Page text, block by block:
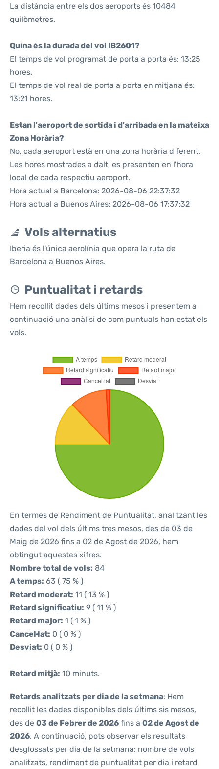
La distància entre els dos aeroports és 10484
quilòmetres.
Quina és la durada del vol IB2601?
El temps de vol programat de porta a porta és: 13:25
hores.
El temps de vol real de porta a porta en mitjana és:
13:21 hores.
Estan l'aeroport de sortida i d'arribada en la mateixa
Zona Horària?
No, cada aeroport està en una zona horària diferent.
Les hores mostrades a dalt, es presenten en l'hora
local de cada respectiu aeroport.
Hora actual a Barcelona: 2026-08-06 22:37:32
Hora actual a Buenos Aires: 2026-08-06 17:37:32
Vols alternatius
Iberia és l'única aerolínia que opera la ruta de
Barcelona a Buenos Aires.
Puntualitat i retards
Hem recollit dades dels últims mesos i presentem a
continuació una anàlisi de com puntuals han estat els
vols.
En termes de Rendiment de Puntualitat, analitzant les
dades del vol dels últims tres mesos, des de 03 de
Maig de 2026 fins a 02 de Agost de 2026, hem
obtingut aquestes xifres.
Nombre total de vols: 84
A temps: 63 ( 75 % )
Retard moderat: 11 ( 13 % )
Retard significatiu: 9 ( 11 % )
Retard major: 1 ( 1 % )
Cancel·lat: 0 ( 0 % )
Desviat: 0 ( 0 % )
Retard mitjà: 10 minuts.
Retards analitzats per dia de la setmana: Hem
recollit les dades disponibles dels últims sis mesos,
des de 03 de Febrer de 2026 fins a 02 de Agost de
2026. A continuació, pots observar els resultats
desglossats per dia de la setmana: nombre de vols
analitzats, rendiment de puntualitat per dia i retard